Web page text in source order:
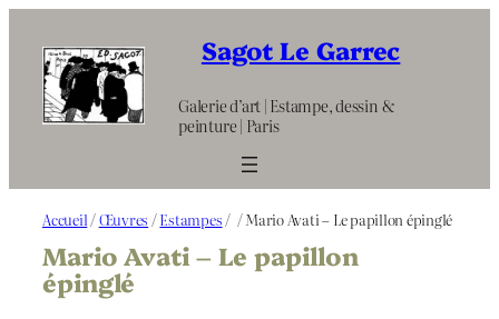
contenu
Sagot Le Garrec
Galerie d’art | Estampe, dessin &
peinture | Paris
Accueil /Œuvres /Estampes / / Mario Avati – Le papillon épinglé
Mario Avati – Le papillon
épinglé